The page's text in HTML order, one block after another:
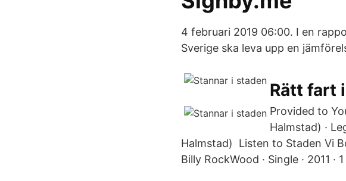
4 februari 2019 06:00. I en
Sverige ska leva upp en
Rätt fart
Provided to
Halmstad) ·
Halmstad) Listen to Staden Vi
Billy RockWood · Single · 2011 ·